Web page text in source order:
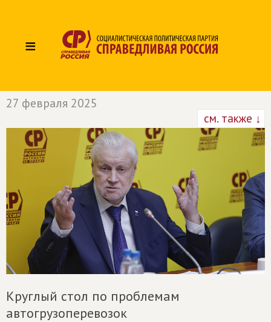
≡
27 февраля 2025
см. также ↓
Круглый стол по проблемам
автогрузоперевозок